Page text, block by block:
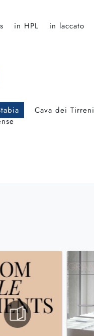
in HPL in laccato
Cava dei Tirreni